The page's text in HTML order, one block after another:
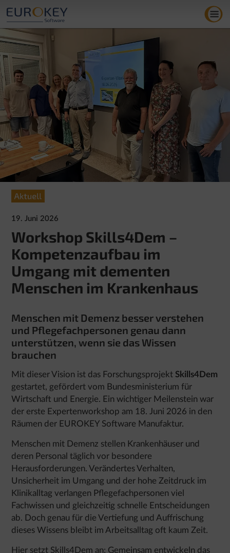
Inhalt
springen
19. Juni 2026
Workshop Skills4Dem –
Kompetenzaufbau im
Umgang mit dementen
Menschen im Krankenhaus
Menschen mit Demenz besser verstehen
und Pflegefachpersonen genau dann
unterstützen, wenn sie das Wissen
brauchen
Mit dieser Vision ist das ForschungsprojektSkills4Dem
gestartet, gefördert vom Bundesministerium für
Wirtschaft und Energie. Ein wichtiger Meilenstein war
der erste Expertenworkshop am 18. Juni 2026 in den
Räumen der EUROKEY Software Manufaktur.
Menschen mit Demenz stellen Krankenhäuser und
deren Personal täglich vor besondere
Herausforderungen. Verändertes Verhalten,
Unsicherheit im Umgang und der hohe Zeitdruck im
Klinikalltag verlangen Pflegefachpersonen viel
Fachwissen und gleichzeitig schnelle Entscheidungen
ab. Doch genau für die Vertiefung und Auffrischung
dieses Wissens bleibt im Arbeitsalltag oft kaum Zeit.
Hier setzt Skills4Dem an: Gemeinsam entwickeln das